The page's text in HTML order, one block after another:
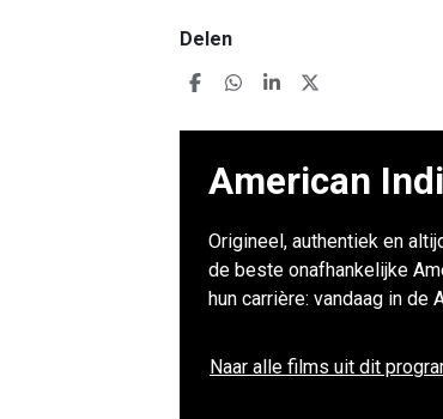
Delen
American
Origineel, authentiek en
de beste onafhankelijke
hun carrière: vandaag in de
Naar alle films uit dit